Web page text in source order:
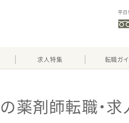
平日
求人特集 転職ガ
の薬剤師転職・